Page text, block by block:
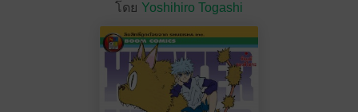
โดย Yoshihiro Togashi